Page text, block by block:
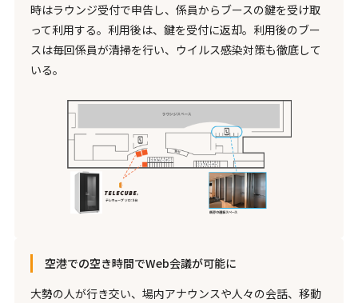
時はラウンジ受付で申告し、係員からブースの鍵を受け取
って利用する。利用後は、鍵を受付に返却。利用後のブー
スは毎回係員が清掃を行い、ウイルス感染対策も徹底して
いる。
空港での空き時間でWeb会議が可能に
大勢の人が行き交い、場内アナウンスや人々の会話、移動